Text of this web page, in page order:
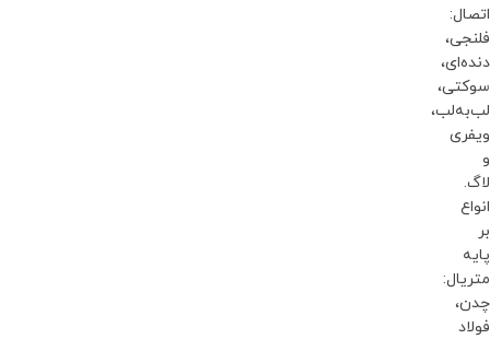
اتصال:
فلنجی،
دنده‌ای،
سوکتی،
لب‌به‌لب،
ویفری
و
لاگ.
انواع
بر
پایه
متریال:
چدن،
فولاد